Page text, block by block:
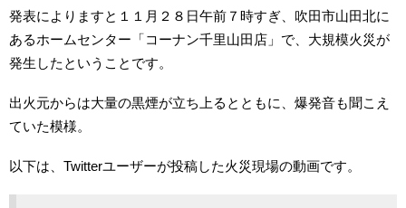
発表によりますと１１月２８日午前７時すぎ、吹田市山田北に
あるホームセンター「コーナン千里山田店」で、大規模火災が
発生したということです。
出火元からは大量の黒煙が立ち上るとともに、爆発音も聞こえ
ていた模様。
以下は、Twitterユーザーが投稿した火災現場の動画です。